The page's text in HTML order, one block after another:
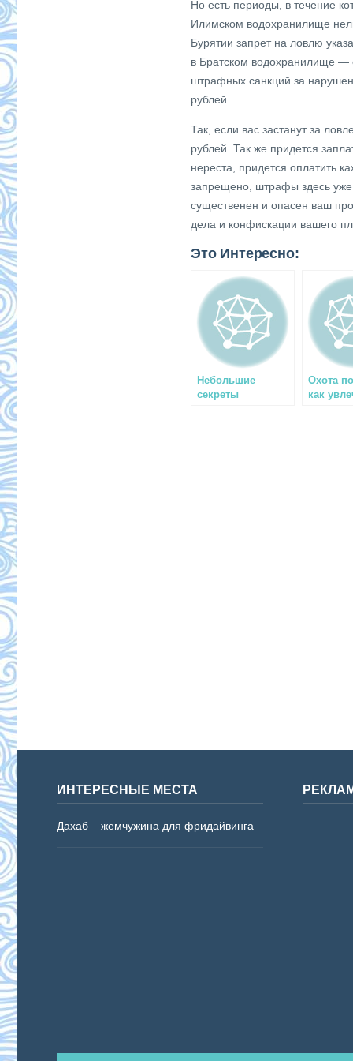
Но есть периоды, в течение
Илимском водохранилище
Бурятии запрет на ловлю
в Братском водохранилище —
штрафных санкций за
рублей.
Так, если вас застанут за
рублей. Так же придется
нереста, придется оплатить
запрещено, штрафы здесь
существенен и опасен ваш
дела и конфискации вашего
Это Интересно:
Небольшие
секреты
Охота
как
ИНТЕРЕСНЫЕ МЕСТА
Дахаб – жемчужина для фридайвинга